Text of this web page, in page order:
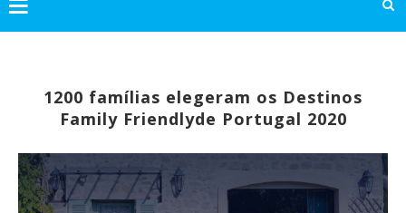
1200 famílias elegeram os Destinos
Family Friendlyde Portugal 2020